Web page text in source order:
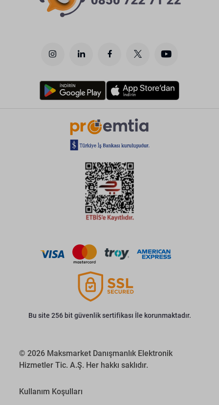
Bu site 256 bit güvenlik sertifikası İle korunmaktadır.
© 2026 Maksmarket Danışmanlık Elektronik
Hizmetler Tic. A.Ş. Her hakkı saklıdır.
Kullanım Koşulları